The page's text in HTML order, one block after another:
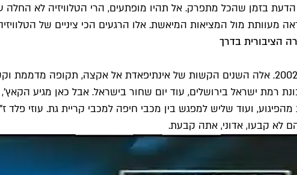
בזמן שהכל מתפרק. אל תהיו מופתעים, הרי הטלוויזיה לא החלה
מעוותת מול המציאות המיאשת. אלו הרגעים הכי ציניים של
הציבורית בדרך
נתחיל ברגע מכונן לטלוויזיה המקומית: יום שבת, 2 במרץ 2002. אלה השנים הקשות של
רמת ישראל בירושלים, עוד יום שחור בישראל. אבל כאן מגיע
ועוד שליש למפגש בין מכבי חיפה למכבי קריית גת. עוזי פלד
לא קבעו, אדוני, אתה קבעת.